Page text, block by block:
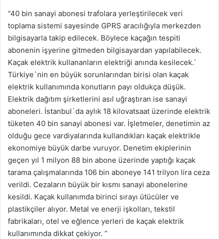
“40 bin sanayi abonesi trafolara yerleştirilecek veri
toplama sistemi sayesinde GPRS aracılığıyla merkezden
bilgisayarla takip edilecek. Böylece kaçağın tespiti
abonenin işyerine gitmeden bilgisayardan yapılabilecek.
Kaçak elektrik kullananların elektriği anında kesilecek.`
Türkiye`nin en büyük sorunlarından birisi olan kaçak
elektrik kullanımında konutların payı oldukça düşük.
Elektrik dağıtım şirketlerini asıl uğraştıran ise sanayi
aboneleri. İstanbul`da aylık 18 kilovatsaat üzerinde elektrik
tüketen 40 bin sanayi abonesi var. İşletmeler, denetimin az
olduğu gece vardiyalarında kullandıkları kaçak elektrikle
ekonomiye büyük darbe vuruyor. Denetim ekiplerinin
geçen yıl 1 milyon 88 bin abone üzerinde yaptığı kaçak
tarama çalışmalarında 106 bin aboneye 141 trilyon lira ceza
verildi. Cezaların büyük bir kısmı sanayi abonelerine
kesildi. Kaçak kullanımda birinci sırayı ütücüler ve
plastikçiler alıyor. Metal ve enerji işkolları, tekstil
fabrikaları, otel ve eğlence yerleri de kaçak elektrik
kullanımında dikkat çekiyor. ”